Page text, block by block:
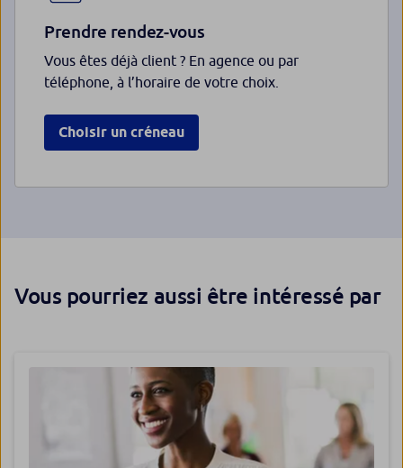
Prendre rendez-vous
Vous êtes déjà client ? En agence ou par
téléphone, à l’horaire de votre choix.
Choisir un créneau
Vous pourriez aussi être intéressé par